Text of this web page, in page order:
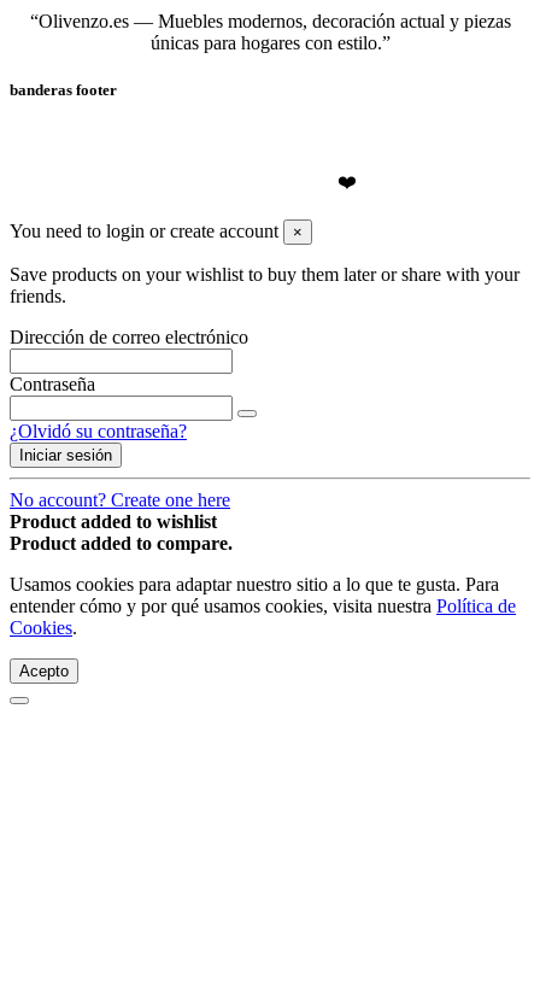
“Olivenzo.es — Muebles modernos, decoración actual y piezas
únicas para hogares con estilo.”
banderas footer
❤️
You need to login or create account ×
Save products on your wishlist to buy them later or share with your
friends.
Dirección de correo electrónico
Contraseña
¿Olvidó su contraseña?
Iniciar sesión
No account? Create one here
Product added to wishlist
Product added to compare.
Usamos cookies para adaptar nuestro sitio a lo que te gusta. Para
entender cómo y por qué usamos cookies, visita nuestra Política de
Cookies.
Acepto